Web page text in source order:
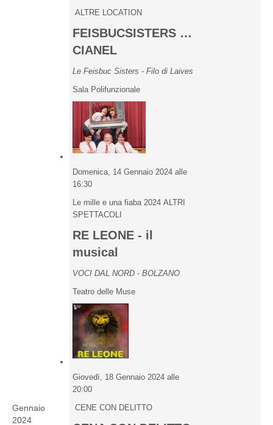
Gennaio
2024
ALTRE LOCATION
FEISBUCSISTERS …
CIANEL
Le Feisbuc Sisters - Filo di Laives
Sala Polifunzionale
Domenica, 14 Gennaio 2024 alle
16:30
Le mille e una fiaba 2024 ALTRI
SPETTACOLI
RE LEONE - il
musical
VOCI DAL NORD - BOLZANO
Teatro delle Muse
Giovedì, 18 Gennaio 2024 alle
20:00
CENE CON DELITTO